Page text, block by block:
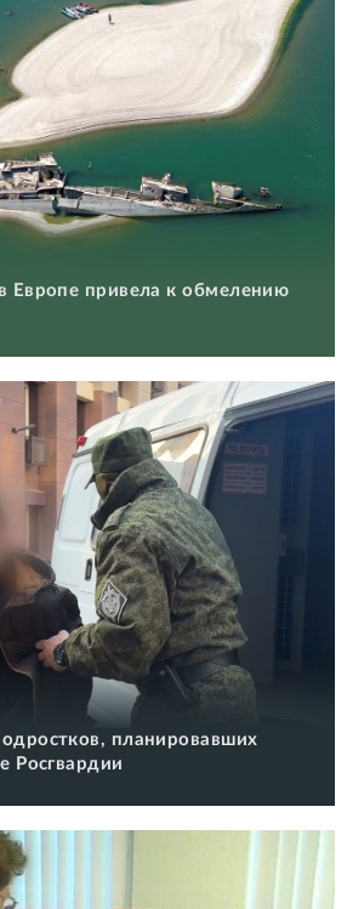
Европе привела к обмелению
планировавших
Росгвардии